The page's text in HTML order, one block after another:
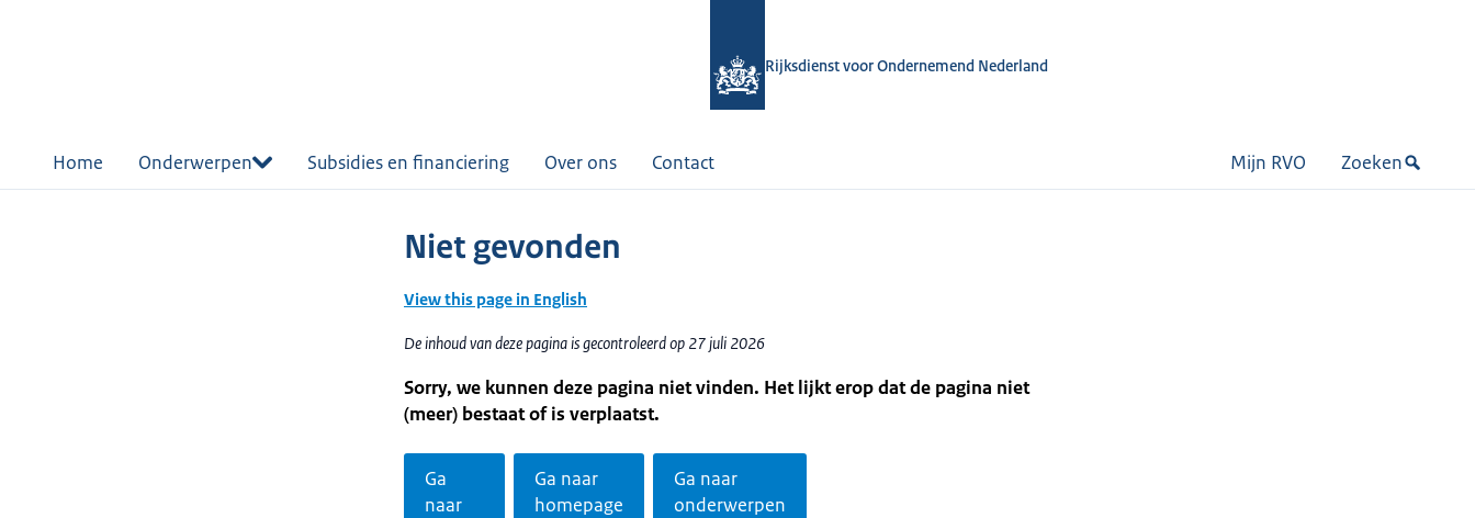
Rijksdienst voor Ondernemend Nederland
Home Onderwerpen Subsidies en financiering Over ons Contact Mijn RVO Zoeken
Niet gevonden
View this page in English
De inhoud van deze pagina is gecontroleerd op 27 juli 2026
Sorry, we kunnen deze pagina niet vinden. Het lijkt erop dat de pagina niet
(meer) bestaat of is verplaatst.
Ga
naar
Ga naar
homepage
Ga naar
onderwerpen